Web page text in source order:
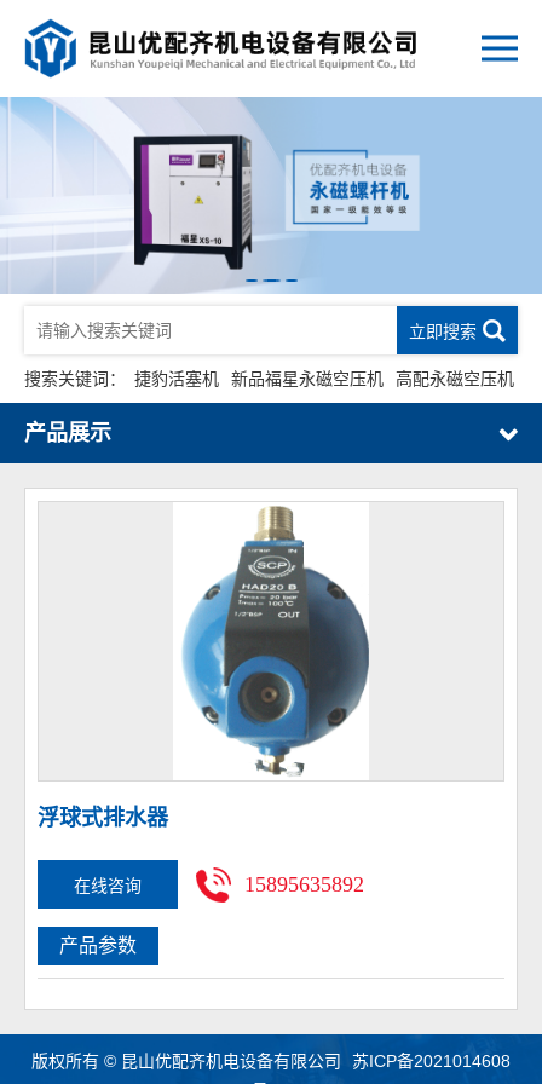
立即搜索
搜索关键词： 捷豹活塞机 新品福星永磁空压机 高配永磁空压机
产品展示
浮球式排水器
在线咨询 15895635892
产品参数
版权所有 © 昆山优配齐机电设备有限公司
苏ICP备2021014608